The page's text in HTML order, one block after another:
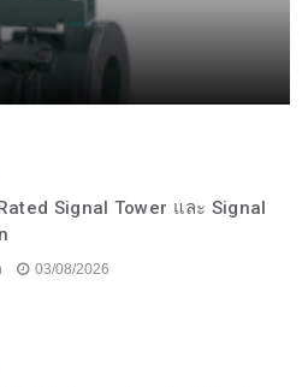
Signal Tower และ Signal
03/08/2026